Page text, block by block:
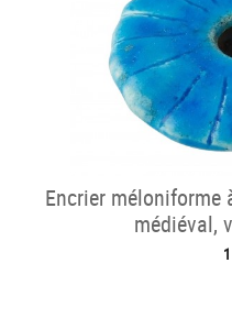
Encrier méloniforme
médiéval,